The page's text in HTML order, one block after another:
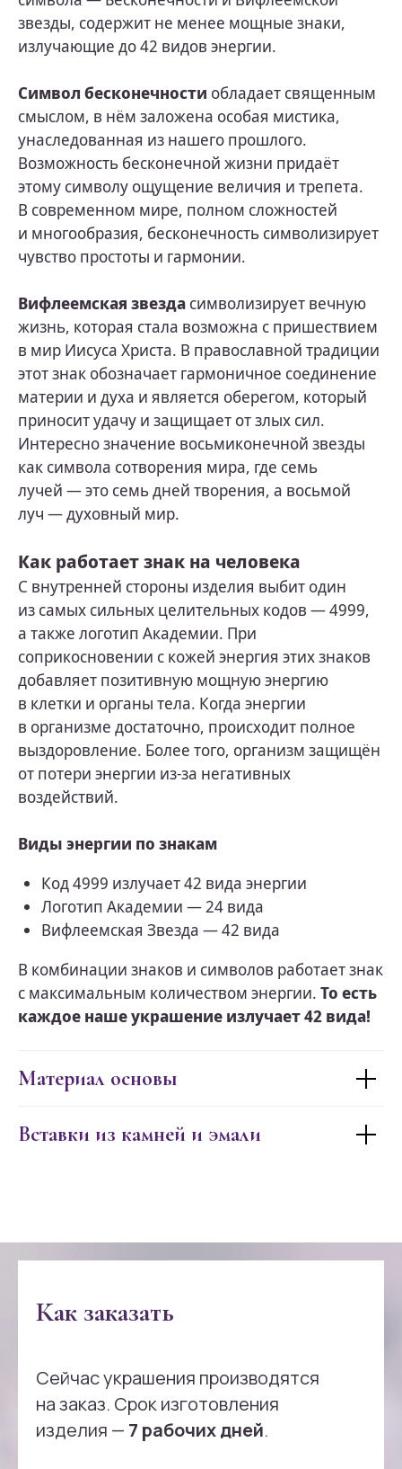
звезды, содержит не менее мощные знаки,
излучающие до 42 видов энергии.
Символ бесконечности обладает священным
смыслом, в нём заложена особая мистика,
унаследованная из нашего прошлого.
Возможность бесконечной жизни придаёт
этому символу ощущение величия и трепета.
В современном мире, полном сложностей
и многообразия, бесконечность символизирует
чувство простоты и гармонии.
Вифлеемская звезда символизирует вечную
жизнь, которая стала возможна с пришествием
в мир Иисуса Христа. В православной традиции
этот знак обозначает гармоничное соединение
материи и духа и является оберегом, который
приносит удачу и защищает от злых сил.
Интересно значение восьмиконечной звезды
как символа сотворения мира, где семь
лучей — это семь дней творения, а восьмой
луч — духовный мир.
Как работает знак на человека
С внутренней стороны изделия выбит один
из самых сильных целительных кодов — 4999,
а также логотип Академии. При
соприкосновении с кожей энергия этих знаков
добавляет позитивную мощную энергию
в клетки и органы тела. Когда энергии
в организме достаточно, происходит полное
выздоровление. Более того, организм защищён
от потери энергии из-за негативных
воздействий.
Виды энергии по знакам
Код 4999 излучает 42 вида энергии
Логотип Академии — 24 вида
Вифлеемская Звезда — 42 вида
В комбинации знаков и символов работает знак
с максимальным количеством энергии. То есть
каждое наше украшение излучает 42 вида!
Материал основы
Вставки из камней и эмали
Как заказать
Сейчас украшения производятся
на заказ. Срок изготовления
изделия — 7 рабочих дней.